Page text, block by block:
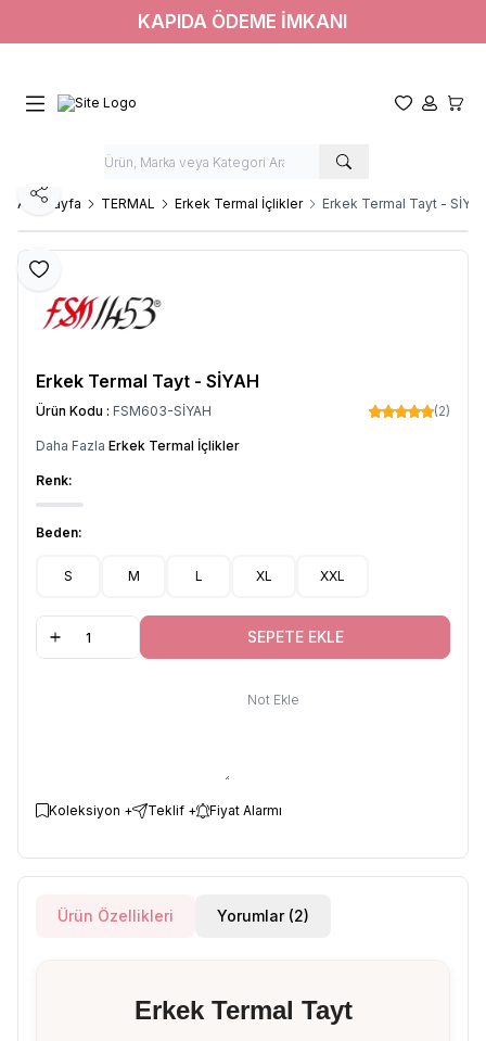
KAPIDA ÖDEME İMKANI
Favorilerim
Hesabım
Ana Sayfa TERMAL Erkek Termal İçlikler Erkek Termal Tayt -
Favoriye Ekle
Paylaş
Erkek Termal Tayt - SİYAH
Ürün Kodu : FSM603-SİYAH (2)
Daha Fazla Erkek Termal İçlikler
Renk:
Beden:
S M L XL XXL
SEPETE EKLE
Not Ekle
Koleksiyon + Teklif + Fiyat Alarmı
Ürün Özellikleri Yorumlar (2)
Erkek Termal Tayt